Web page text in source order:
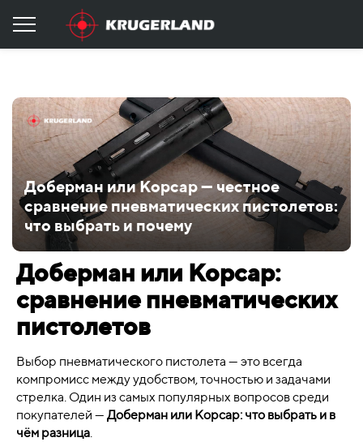
Доберман или Корсар — честное
сравнение пневматических пистолетов:
что выбрать и почему
Доберман или Корсар:
сравнение пневматических
пистолетов
Выбор пневматического пистолета — это всегда
компромисс между удобством, точностью и задачами
стрелка. Один из самых популярных вопросов среди
покупателей — Доберман или Корсар: что выбрать и в
чём разница.